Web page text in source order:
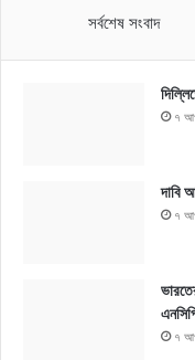
সর্বশেষ সংবাদ
৭
দাবি
৭
৭